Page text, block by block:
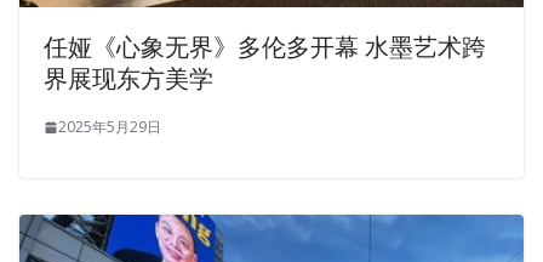
任娅《心象无界》多伦多开幕 水墨艺术跨
界展现东方美学
2025年5月29日